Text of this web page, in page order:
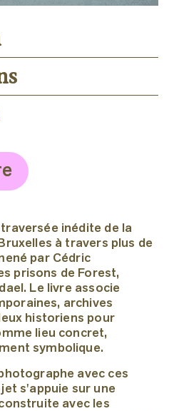
Gerbehaye
Harald
toilée
noir et blanc et
207-5
Italie
inédite de la
à travers plus de
par Cédric
prisons de Forest,
Le livre associe
archives
historiens pour
lieu concret,
symbolique.
avec ces
s'appuie sur une
avec les